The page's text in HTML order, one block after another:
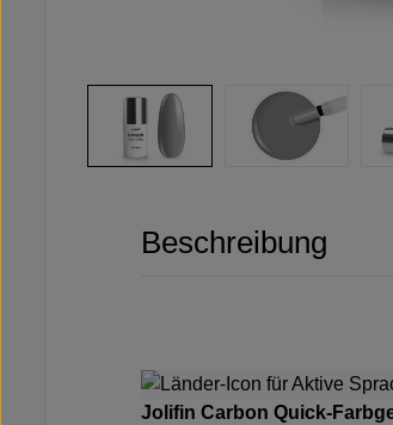
Beschreibung
Jolifin Carbon Quick-